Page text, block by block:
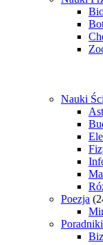
Nauki
Poezja
Poradniki